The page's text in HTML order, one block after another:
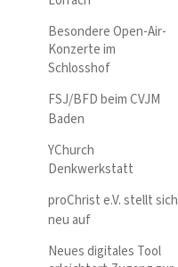
Besondere Open-Air-
Konzerte im
Schlosshof
FSJ/BFD beim CVJM
Baden
YChurch
Denkwerkstatt
proChrist e.V. stellt sich
neu auf
Neues digitales Tool